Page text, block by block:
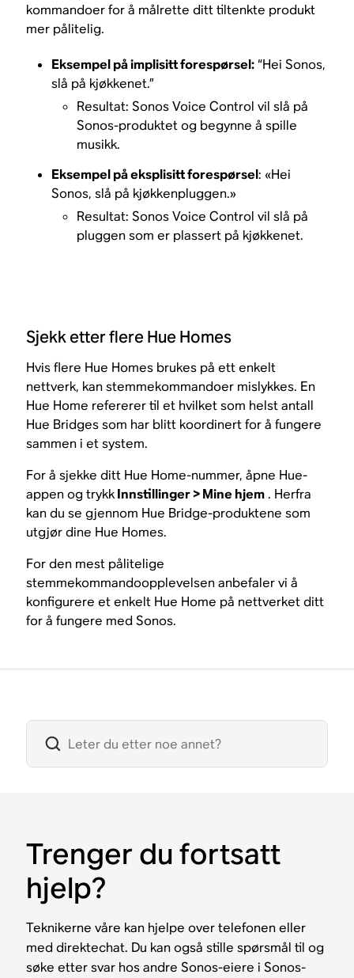
kommandoer for å målrette ditt tiltenkte produkt
mer pålitelig.
Eksempel på implisitt forespørsel:“Hei Sonos,
slå på kjøkkenet.”
Resultat: Sonos Voice Control vil slå på
Sonos-produktet og begynne å spille
musikk.
Eksempel på eksplisitt forespørsel: «Hei
Sonos, slå på kjøkkenpluggen.»
Resultat: Sonos Voice Control vil slå på
pluggen som er plassert på kjøkkenet.
Sjekk etter flere Hue Homes
Hvis flere Hue Homes brukes på ett enkelt
nettverk, kan stemmekommandoer mislykkes. En
Hue Home refererer til et hvilket som helst antall
Hue Bridges som har blitt koordinert for å fungere
sammen i et system.
For å sjekke ditt Hue Home-nummer, åpne Hue-
appen og trykkInnstillinger > Mine hjem. Herfra
kan du se gjennom Hue Bridge-produktene som
utgjør dine Hue Homes.
For den mest pålitelige
stemmekommandoopplevelsen anbefaler vi å
konfigurere et enkelt Hue Home på nettverket ditt
for å fungere med Sonos.
Trenger du fortsatt
hjelp?
Teknikerne våre kan hjelpe over telefonen eller
med direktechat. Du kan også stille spørsmål til og
søke etter svar hos andre Sonos-eiere i Sonos-